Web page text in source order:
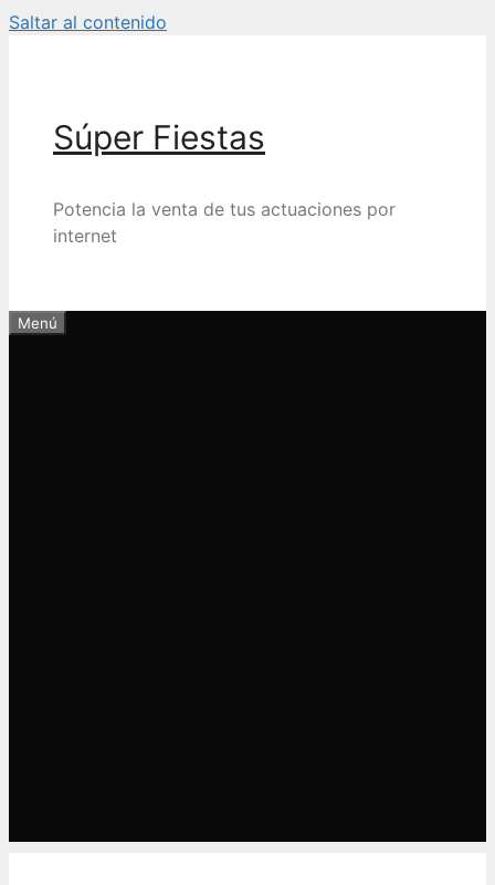
Saltar al contenido
Súper Fiestas
Potencia la venta de tus actuaciones por
internet
Menú